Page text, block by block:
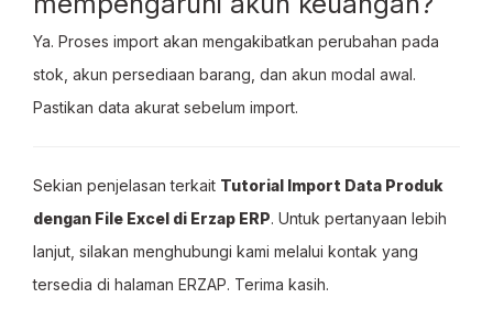
Ya. Proses import akan mengakibatkan perubahan pada
stok, akun persediaan barang, dan akun modal awal.
Pastikan data akurat sebelum import.
Sekian penjelasan terkait Tutorial Import Data Produk
dengan File Excel di Erzap ERP. Untuk pertanyaan lebih
lanjut, silakan menghubungi kami melalui kontak yang
tersedia di halaman ERZAP. Terima kasih.